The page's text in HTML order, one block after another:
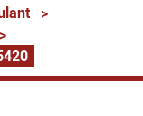
>
>